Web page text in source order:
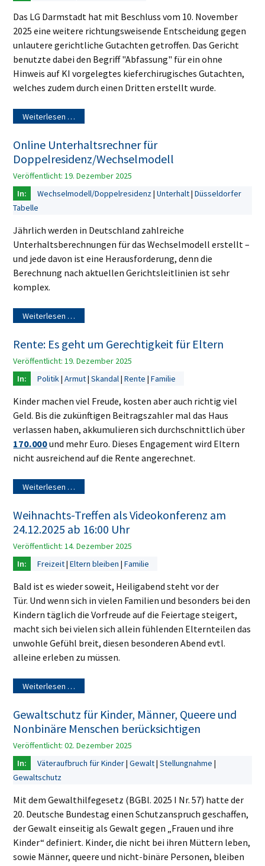
Das LG Darmstadt hat mit Beschluss vom 10. November
2025 eine weitere richtungsweisende Entscheidung gegen
unlautere gerichtliche Gutachten getroffen. Das Gericht
benutzte dabei den Begriff "Abfassung" für ein ohne
Hinweis auf KI vorgelegtes kieferchirugisches Gutachten,
welches zudem durch einen Dritten erstellt wurde.
Weiterlesen …
Online Unterhaltsrechner für
Doppelresidenz/Wechselmodell
Veröffentlicht: 19. Dezember 2025
Wechselmodell/Doppelresidenz Unterhalt Düsseldorfer
Tabelle
Jährlich werden in Deutschland zahlreiche
Unterhaltsberechnungen für das Wechselmodell erstellt –
und jede davon ist eine Herausforderung, denn die
Berechnung nach aktuellen Gerichtsleitlinien ist sehr
komplex.
Weiterlesen …
Rente: Es geht um Gerechtigkeit für Eltern
Veröffentlicht: 19. Dezember 2025
Politik Armut Skandal Rente Familie
Kinder machen viel Freude, kosten aber auch richtig viel
Geld. Bis die zukünftigen Beitragszahler mal das Haus
verlassen haben, akkumulieren sich durchschnittlich über
170.000und mehr Euro. Dieses Engagement wird Eltern
nicht ausreichend auf die Rente angerechnet.
Weiterlesen …
Weihnachts-Treffen als Videokonferenz am
24.12.2025 ab 16:00 Uhr
Veröffentlicht: 14. Dezember 2025
Freizeit Eltern bleiben Familie
Bald ist es wieder soweit, Heiligabend steht vor der
Tür. Und wenn sich in vielen Familien und besonders bei den
Kindern täglich die Vorfreude auf die Feiertage steigert,
macht sich bei vielen sich allein fühlenden Elternteilen das
unwohle Gefühl breit, diesen besonderen Abend evtl.
alleine erleben zu müssen.
Weiterlesen …
Gewaltschutz für Kinder, Männer, Queere und
Nonbinäre Menschen berücksichtigen
Veröffentlicht: 02. Dezember 2025
Väteraufbruch für Kinder Gewalt Stellungnahme
Gewaltschutz
Mit dem Gewalthilfegesetz (BGBl. 2025 I Nr. 57) hatte der
20. Deutsche Bundestag einen Schutzanspruch geschaffen,
der Gewalt einseitig als Gewalt gegen „Frauen und ihre
Kinder“ definiert. Kinder, die nicht bei ihren Müttern leben,
sowie Männer, queere und nicht-binäre Personen, bleiben